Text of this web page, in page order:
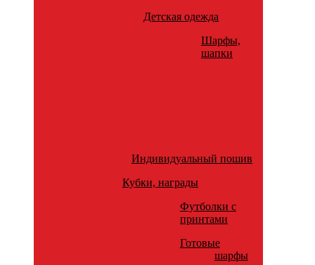
Детская одежда
Шарфы,
шапки
Индивидуальный пошив
Кубки, награды
Футболки с
принтами
Готовые
шарфы